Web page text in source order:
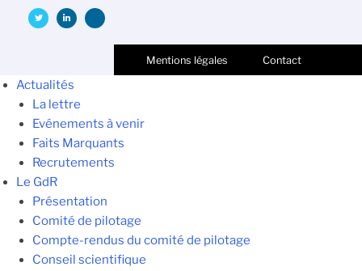
Mentions légales Contact
Actualités
La lettre
Evénements à venir
Faits Marquants
Recrutements
Le GdR
Présentation
Comité de pilotage
Compte-rendus du comité de pilotage
Conseil scientifique